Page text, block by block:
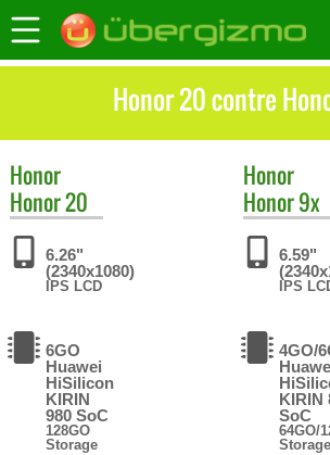
Honor
Honor 20
6.26"
(2340x1080)
IPS LCD
6GO
Huawei
HiSilicon
KIRIN
980 SoC
128GO
Storage
Honor
Honor 9x
6.59"
IPS
4GO/
KIRIN
SoC
64GO/
Storage